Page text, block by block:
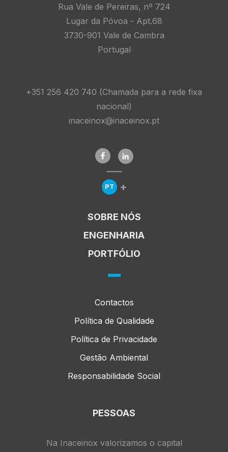
Rua Vale de Pereiras, nº 724
Lugar da Póvoa - Apt.68
3730-901 Vale de Cambra
Portugal
+351 256 420 740 (Chamada para a rede fixa
nacional)
inaceinox@inaceinox.pt
PT Expandir Menu de Línguas
+
SOBRE NÓS
ENGENHARIA
PORTFÓLIO
Contactos
Política de Qualidade
Política de Privacidade
Gestão Ambiental
Responsabilidade Social
PESSOAS
Na Inaceinox valorizamos o capital